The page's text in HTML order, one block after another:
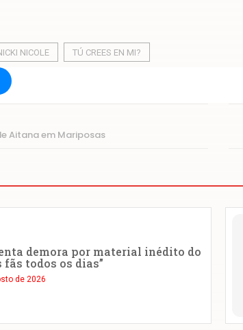
NICOLE TÚ CREES EN MI?
Aitana em Mariposas
demora por material inédito do
fãs todos os dias”
de 2026